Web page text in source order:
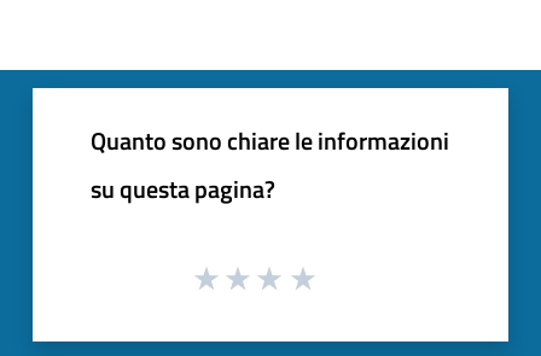
Quanto sono chiare le informazioni
su questa pagina?